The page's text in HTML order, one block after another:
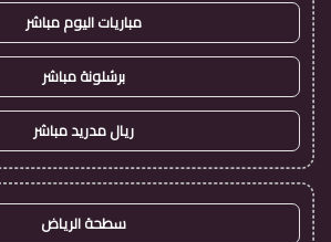
مباريات اليوم مباشر
برشلونة مباشر
ريال مدريد مباشر
سطحة الرياض